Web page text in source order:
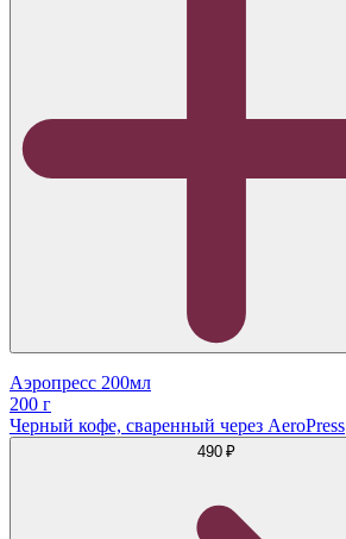
Аэропресс 200мл
200 г
Черный кофе, сваренный через AeroPress
490 ₽